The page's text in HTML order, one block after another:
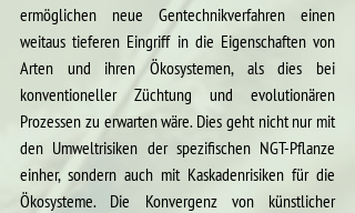
ermöglichen neue Gentechnikverfahren einen
weitaus tieferen Eingriff in die Eigenschaften von
Arten und ihren Ökosystemen, als dies bei
konventioneller Züchtung und evolutionären
Prozessen zu erwarten wäre. Dies geht nicht nur mit
den Umweltrisiken der spezifischen NGT-Pflanze
einher, sondern auch mit Kaskadenrisiken für die
Ökosysteme. Die Konvergenz von künstlicher